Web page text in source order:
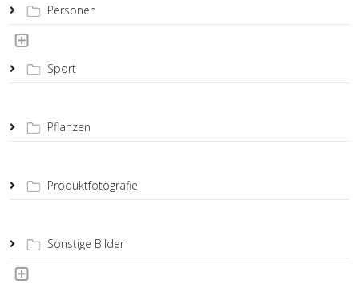
Personen
Sport
Pflanzen
Produktfotografie
Sonstige Bilder